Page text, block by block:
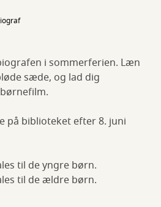
i sommerferien. Læn
sæde, og lad dig
på biblioteket efter 8. juni
til de yngre børn.
til de ældre børn.